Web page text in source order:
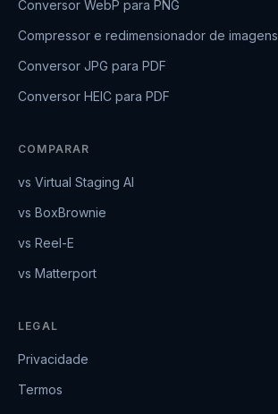
Conversor WebP para PNG
Compressor e redimensionador de imagens
Conversor JPG para PDF
Conversor HEIC para PDF
COMPARAR
vs Virtual Staging AI
vs BoxBrownie
vs Reel-E
vs Matterport
LEGAL
Privacidade
Termos